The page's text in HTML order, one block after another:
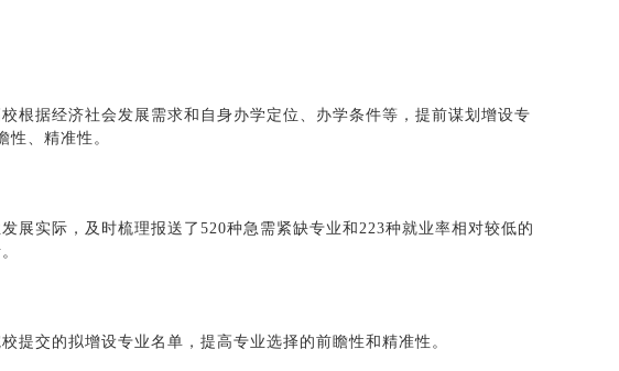
根据经济社会发展需求和自身办学定位、办学条件等，提前谋划增设专
性、精准性。
展实际，及时梳理报送了520种急需紧缺专业和223种就业率相对较低的
提交的拟增设专业名单，提高专业选择的前瞻性和精准性。